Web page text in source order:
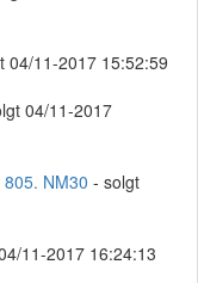
04/11-2017 15:52:59
04/11-2017
NM30 - solgt
11-2017 16:24:13